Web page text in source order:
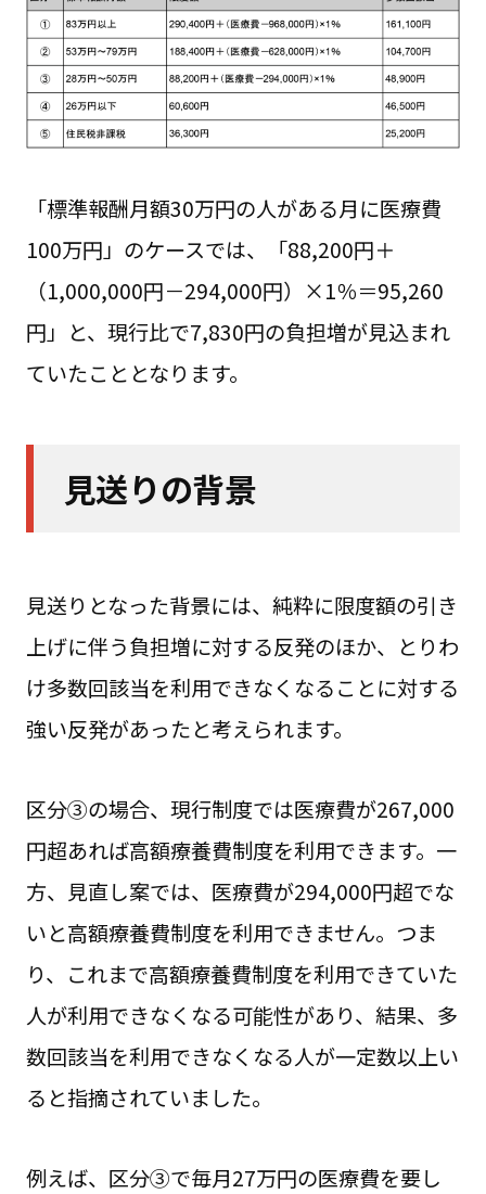
「標準報酬月額30万円の人がある月に医療費
100万円」のケースでは、「88,200円＋
（1,000,000円－294,000円）×1％＝95,260
円」と、現行比で7,830円の負担増が見込まれ
ていたこととなります。
見送りの背景
見送りとなった背景には、純粋に限度額の引き
上げに伴う負担増に対する反発のほか、とりわ
け多数回該当を利用できなくなることに対する
強い反発があったと考えられます。
区分③の場合、現行制度では医療費が267,000
円超あれば高額療養費制度を利用できます。一
方、見直し案では、医療費が294,000円超でな
いと高額療養費制度を利用できません。つま
り、これまで高額療養費制度を利用できていた
人が利用できなくなる可能性があり、結果、多
数回該当を利用できなくなる人が一定数以上い
ると指摘されていました。
例えば、区分③で毎月27万円の医療費を要し